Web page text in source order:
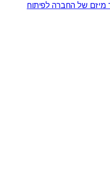
עוד מיזם של החברה לפיתוח